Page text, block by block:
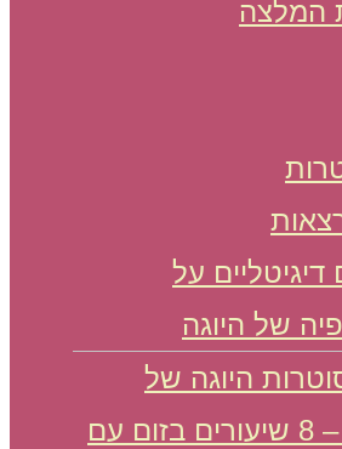
המלצה
דיגיטליים על
של היוגה
היוגה של
פטנג’לי – 8 שיעורים בזום עם